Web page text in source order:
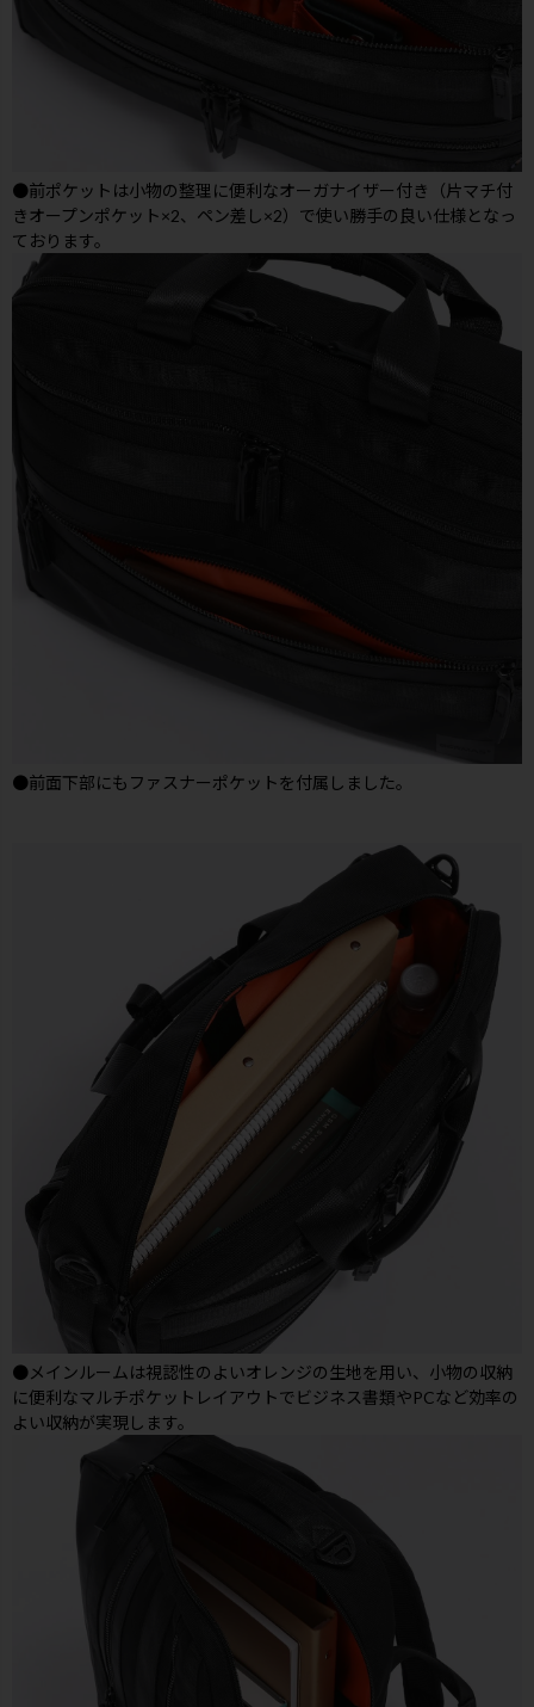
●前ポケットは小物の整理に便利なオーガナイザー付き（片マチ付
きオープンポケット×2、ペン差し×2）で使い勝手の良い仕様となっ
ております。
●前面下部にもファスナーポケットを付属しました。
●メインルームは視認性のよいオレンジの生地を用い、小物の収納
に便利なマルチポケットレイアウトでビジネス書類やPCなど効率の
よい収納が実現します。